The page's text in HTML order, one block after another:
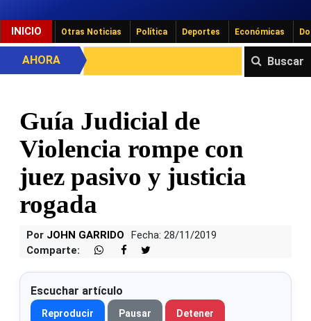
INICIO Otras Noticias Política Deportes Económicas
Buscar
AHORA
Guía Judicial de
Violencia rompe con
juez pasivo y justicia
rogada
Por JOHN GARRIDO
Fecha: 28/11/2019
Comparte:
Escuchar artículo
Reproducir Pausar Detener